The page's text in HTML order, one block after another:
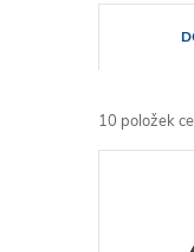
a
z
10 položek